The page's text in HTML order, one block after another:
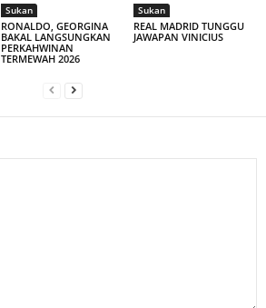
Sukan
RONALDO, GEORGINA
BAKAL LANGSUNGKAN
PERKAHWINAN
TERMEWAH 2026
Sukan
REAL MADRID TUNGGU
JAWAPAN VINICIUS